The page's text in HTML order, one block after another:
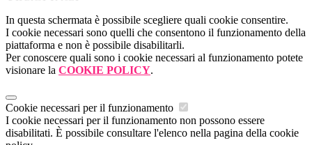
In questa schermata è possibile scegliere quali cookie consentire.
I cookie necessari sono quelli che consentono il funzionamento della
piattaforma e non è possibile disabilitarli.
Per conoscere quali sono i cookie necessari al funzionamento potete
visionare la COOKIE POLICY.
Cookie necessari per il funzionamento
I cookie necessari per il funzionamento non possono essere
disabilitati. È possibile consultare l'elenco nella pagina della cookie